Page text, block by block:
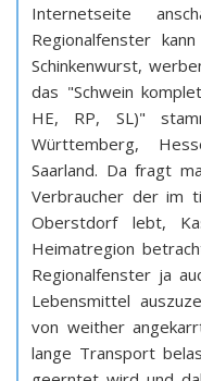
Internetseite
Regionalfenster
Schinkenwurst,
das "Schwein
HE, RP, SL)"
Württemberg,
Saarland. Da fragt
Verbraucher der im
Oberstdorf lebt,
Heimatregion
Regionalfenster ja
Lebensmittel
von weither
lange Transport